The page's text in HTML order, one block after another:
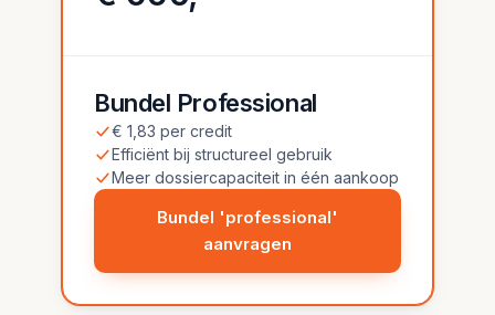
Bundel Professional
€ 1,83 per credit
Efficiënt bij structureel gebruik
Meer dossiercapaciteit in één aankoop
Bundel 'professional'
aanvragen